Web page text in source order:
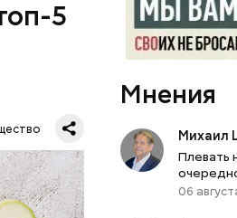
5
Мнения
Михаил
Плевать
06